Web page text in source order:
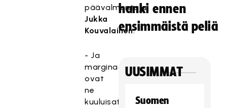
päävalmentaja
Jukka
Kouvalainen.
- Ja
marginaalit
ovat
ne
kuuluisat
hanki ennen
ensimmäistä peliä
UUSIMMAT
Suomen